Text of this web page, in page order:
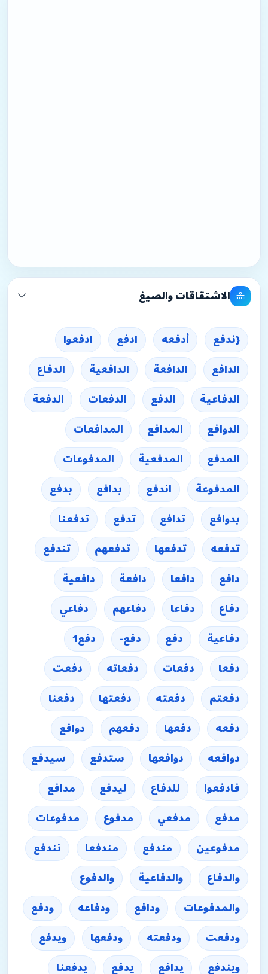
الاشتقاقات والصيغ
{ندفع أدفعه ادفع
ادفعوا
الدافع
الدافعة الدافعية
الدفاع
الدفاعية
الدفع الدفعات
الدفعة
الدوافع
المدافع
المدافعات
المدفع
المدفعية
المدفوعات
المدفوعة
اندفع بدافع
بدفع
بدوافع
تدافع تدفع
تدفعنا
تدفعه
تدفعها تدفعهم
تندفع
دافع
دافعا دافعة
دافعية
دفاع
دفاعا دفاعهم
دفاعي
دفاعية
دفع دفع-
دفع1
دفعا
دفعات دفعاته
دفعت
دفعتم
دفعته دفعتها
دفعنا
دفعه
دفعها دفعهم
دوافع
دوافعه
دوافعها ستدفع
سيدفع
فادفعوا
للدفاع ليدفع
مدافع
مدفع
مدفعي مدفوع
مدفوعات
مدفوعين
مندفع مندفعا
نندفع
والدفاع
والدفاعية
والدفوع
والمدفوعات
ودافع ودفاعه
ودفع
ودفعت
ودفعته ودفعها
ويدفع
ويندفع
يدافع يدفع يدفعنا